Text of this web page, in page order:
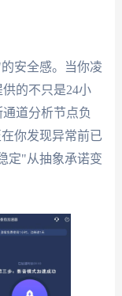
安全感。当你凌
的不只是24小
道分析节点负
你发现异常前已
定"从抽象承诺变